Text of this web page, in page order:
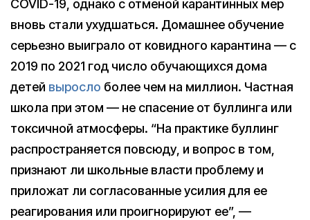
COVID-19, однако с отменой карантинных мер
вновь стали ухудшаться. Домашнее обучение
серьезно выиграло от ковидного карантина — с
2019 по 2021 год число обучающихся дома
детей выросло более чем на миллион. Частная
школа при этом — не спасение от буллинга или
токсичной атмосферы. “На практике буллинг
распространяется повсюду, и вопрос в том,
признают ли школьные власти проблему и
приложат ли согласованные усилия для ее
реагирования или проигнорируют ее”, —